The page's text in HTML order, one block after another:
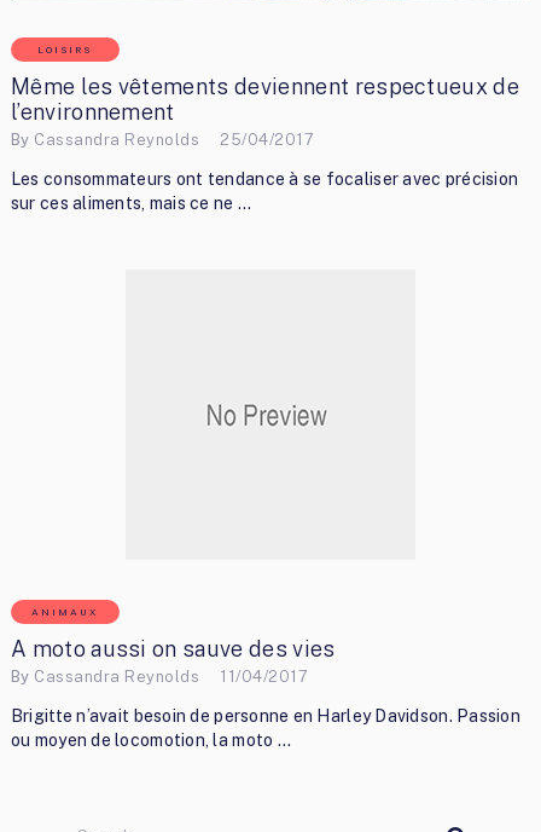
LOISIRS
Même les vêtements deviennent respectueux de
l’environnement
By Cassandra Reynolds 25/04/2017
Les consommateurs ont tendance à se focaliser avec précision
sur ces aliments, mais ce ne …
ANIMAUX
A moto aussi on sauve des vies
By Cassandra Reynolds 11/04/2017
Brigitte n’avait besoin de personne en Harley Davidson. Passion
ou moyen de locomotion, la moto …